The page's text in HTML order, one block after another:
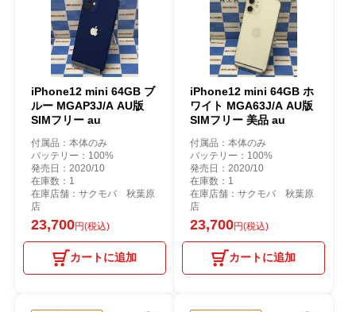
iPhone12 mini 64GB ブ
ルー MGAP3J/A AU版
SIMフリー au
付属品：本体のみ
バッテリー：100%
発売日：2020/10
在庫数：1
在庫店舗：サクモバ 秋葉原
店
23,700円(税込)
カートに追加
iPhone12 mini 64GB ホ
ワイト MGA63J/A AU版
SIMフリー 美品 au
付属品：本体のみ
バッテリー：100%
発売日：2020/10
在庫数：1
在庫店舗：サクモバ 秋葉原
店
23,700円(税込)
カートに追加